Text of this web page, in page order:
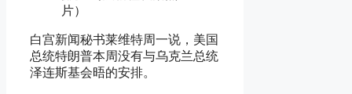
片）
白宫新闻秘书莱维特周一说，美国
总统特朗普本周没有与乌克兰总统
泽连斯基会晤的安排。